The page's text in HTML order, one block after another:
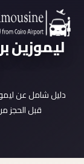
ليموزين
دليل شامل عن
قبل الحجز